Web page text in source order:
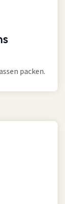
packen.